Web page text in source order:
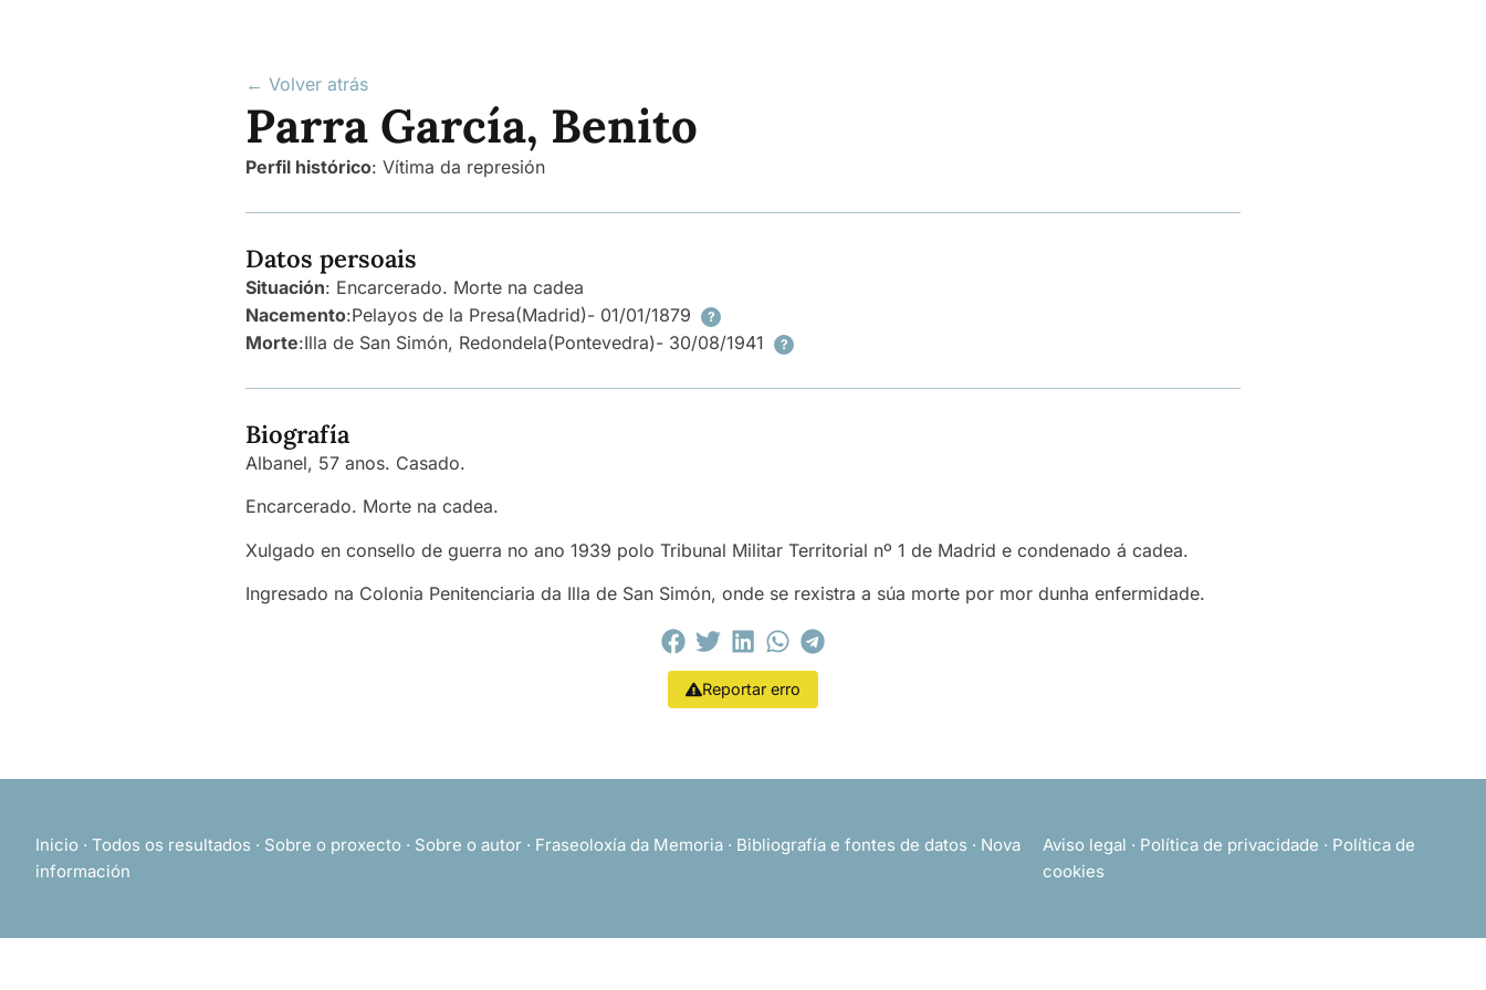
← Volver atrás
Parra García, Benito
Perfil histórico: Vítima da represión
Datos persoais
Situación: Encarcerado. Morte na cadea
Nacemento:Pelayos de la Presa(Madrid)- 01/01/1879 ?
Morte:Illa de San Simón, Redondela(Pontevedra)- 30/08/1941 ?
Biografía
Albanel, 57 anos. Casado.
Encarcerado. Morte na cadea.
Xulgado en consello de guerra no ano 1939 polo Tribunal Militar Territorial nº 1 de Madrid e condenado á cadea.
Ingresado na Colonia Penitenciaria da Illa de San Simón, onde se rexistra a súa morte por mor dunha enfermidade.
Reportar erro
Inicio · Todos os resultados · Sobre o proxecto · Sobre o autor · Fraseoloxía da Memoria · Bibliografía e fontes de datos · Nova
información
Aviso legal · Política de privacidade · Política de
cookies